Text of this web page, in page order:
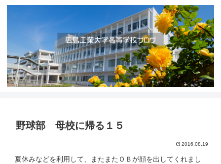
野球部 母校に帰る１５
2016.08.19
夏休みなどを利用して、またまたＯＢが顔を出してくれまし